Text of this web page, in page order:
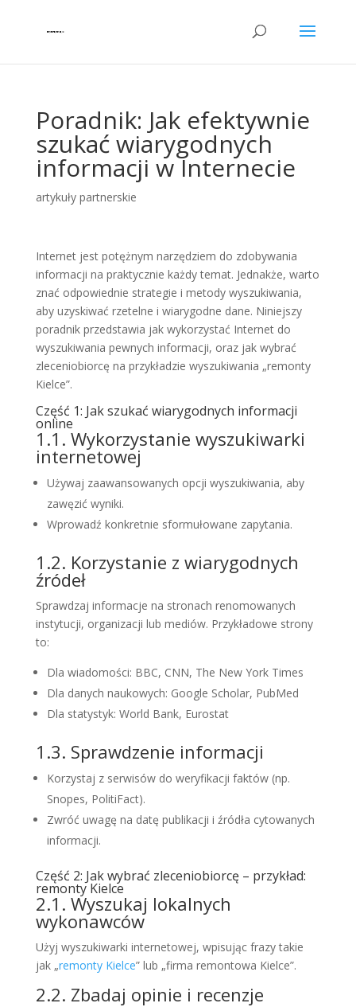
Poradnik: Jak efektywnie
szukać wiarygodnych
informacji w Internecie
artykuły partnerskie
Internet jest potężnym narzędziem do zdobywania
informacji na praktycznie każdy temat. Jednakże, warto
znać odpowiednie strategie i metody wyszukiwania,
aby uzyskiwać rzetelne i wiarygodne dane. Niniejszy
poradnik przedstawia jak wykorzystać Internet do
wyszukiwania pewnych informacji, oraz jak wybrać
zleceniobiorcę na przykładzie wyszukiwania „remonty
Kielce”.
Część 1: Jak szukać wiarygodnych informacji
online
1.1. Wykorzystanie wyszukiwarki
internetowej
Używaj zaawansowanych opcji wyszukiwania, aby
zawęzić wyniki.
Wprowadź konkretnie sformułowane zapytania.
1.2. Korzystanie z wiarygodnych
źródeł
Sprawdzaj informacje na stronach renomowanych
instytucji, organizacji lub mediów. Przykładowe strony
to:
Dla wiadomości: BBC, CNN, The New York Times
Dla danych naukowych: Google Scholar, PubMed
Dla statystyk: World Bank, Eurostat
1.3. Sprawdzenie informacji
Korzystaj z serwisów do weryfikacji faktów (np.
Snopes, PolitiFact).
Zwróć uwagę na datę publikacji i źródła cytowanych
informacji.
Część 2: Jak wybrać zleceniobiorcę – przykład:
remonty Kielce
2.1. Wyszukaj lokalnych
wykonawców
Użyj wyszukiwarki internetowej, wpisując frazy takie
jak „remonty Kielce” lub „firma remontowa Kielce”.
2.2. Zbadaj opinie i recenzje